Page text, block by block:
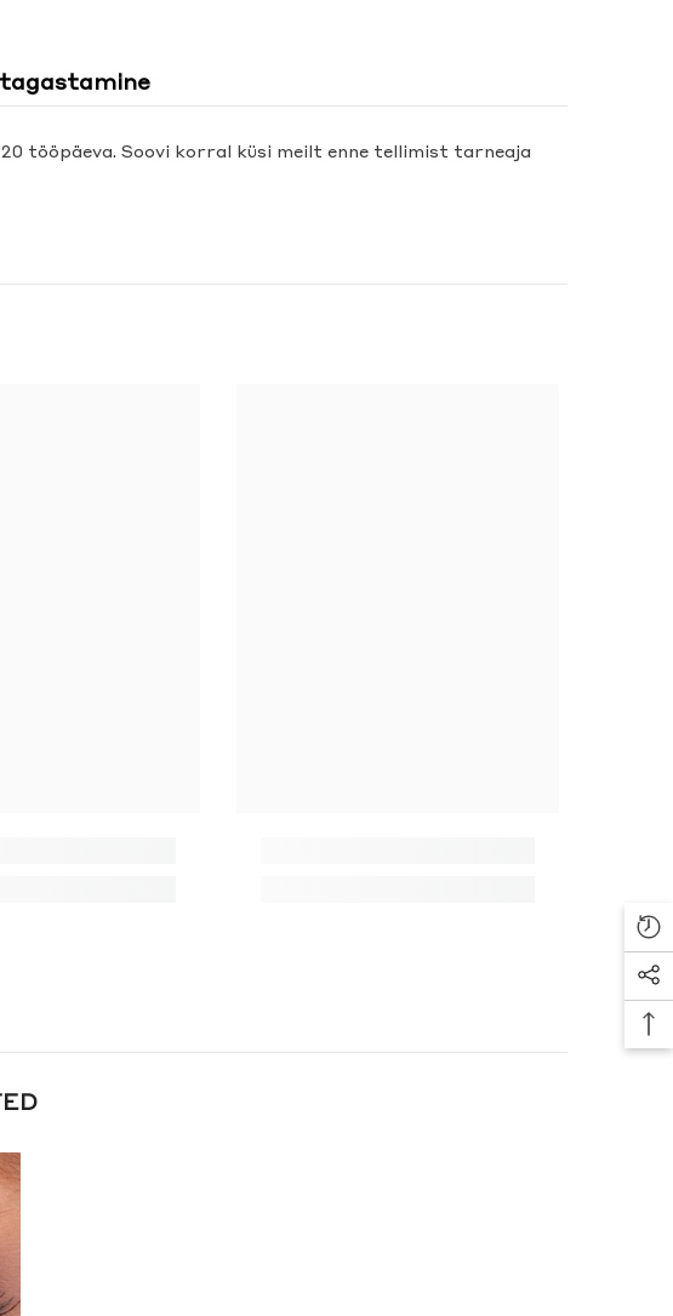
tööpäeva. Soovi korral küsi meilt enne tellimist tarneaja